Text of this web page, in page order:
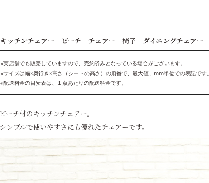
キッチンチェアー ビーチ チェアー 椅子 ダイニングチェアー
※実店舗でも販売していますので、売約済みとなっている場合がございます。
※サイズは幅×奥行き×高さ（シートの高さ）の順番で、最大値、mm単位での表記です。
※配送料金の目安表は、１点あたりの配送料金です。
ビーチ材のキッチンチェアー。
シンプルで使いやすさにも優れたチェアーです。